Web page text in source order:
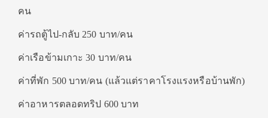
คน
ค่ารถตู้ไป-กลับ 250 บาท/คน
ค่าเรือข้ามเกาะ 30 บาท/คน
ค่าที่พัก 500 บาท/คน (แล้วแต่ราคาโรงแรงหรือบ้านพัก)
ค่าอาหารตลอดทริป 600 บาท